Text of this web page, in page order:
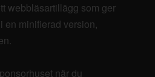
webbläsartillägg som ger
en minifierad version,
när du